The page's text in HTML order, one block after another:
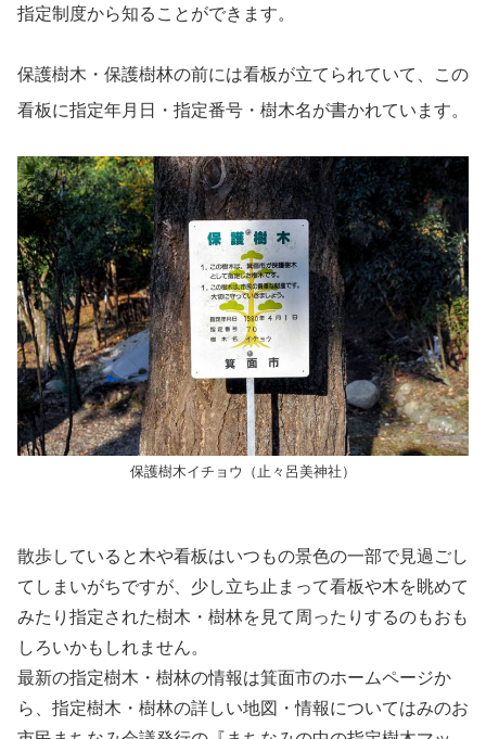
指定制度から知ることができます。
保護樹木・保護樹林の前には看板が立てられていて、この
看板に指定年月日・指定番号・樹木名が書かれています。
保護樹木イチョウ（止々呂美神社）
散歩していると木や看板はいつもの景色の一部で見過ごし
てしまいがちですが、少し立ち止まって看板や木を眺めて
みたり指定された樹木・樹林を見て周ったりするのもおも
しろいかもしれません。
最新の指定樹木・樹林の情報は箕面市のホームページか
ら、指定樹木・樹林の詳しい地図・情報についてはみのお